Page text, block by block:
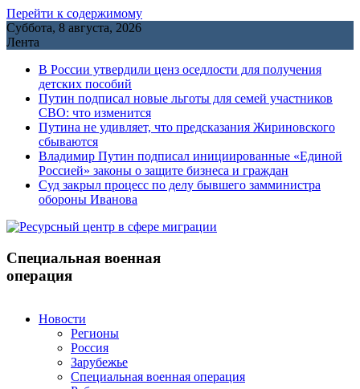
Перейти к содержимому
Суббота, 8 августа, 2026
Лента
В России утвердили ценз оседлости для получения
детских пособий
Путин подписал новые льготы для семей участников
СВО: что изменится
Путина не удивляет, что предсказания Жириновского
сбываются
Владимир Путин подписал инициированные «Единой
Россией» законы о защите бизнеса и граждан
Cуд закрыл процесс по делу бывшего замминистра
обороны Иванова
Специальная военная
операция
Новости
Регионы
Россия
Зарубежье
Специальная военная операция